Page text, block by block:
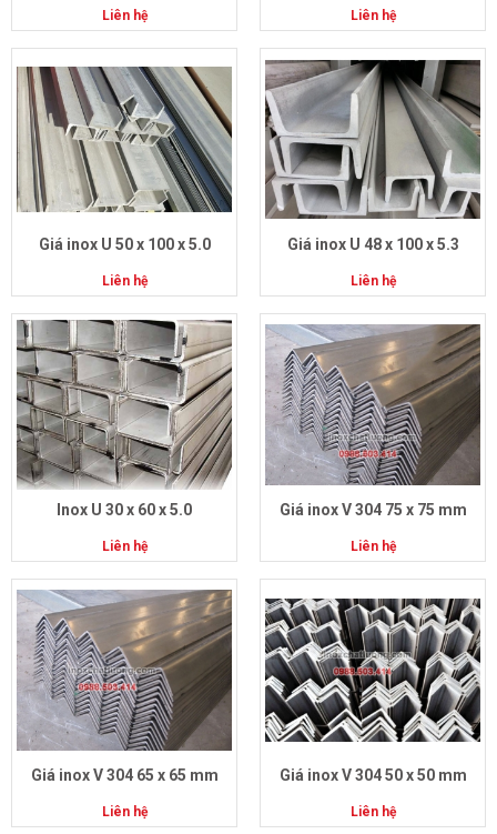
Liên hệ Liên hệ
Giá inox U 50 x 100 x 5.0
Liên hệ
Giá inox U 48 x 100 x 5.3
Liên hệ
Inox U 30 x 60 x 5.0
Liên hệ
Giá inox V 304 75 x 75 mm
Liên hệ
Giá inox V 304 65 x 65 mm
Liên hệ
Giá inox V 304 50 x 50 mm
Liên hệ